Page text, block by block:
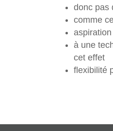
donc pas
comme
à une
cet effet
flexibilité